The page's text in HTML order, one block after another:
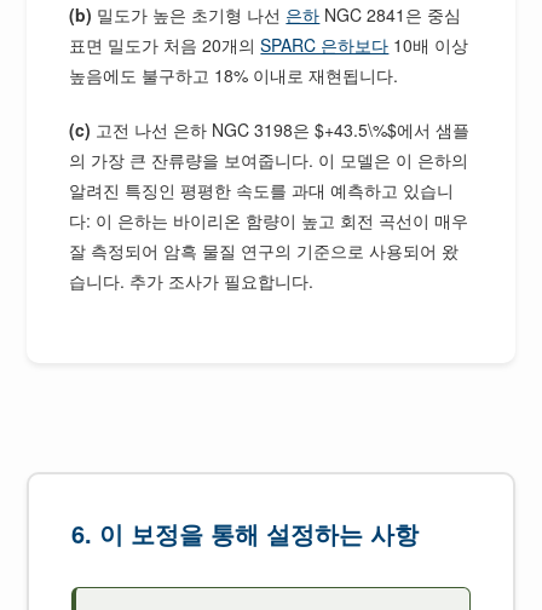
(b) 밀도가 높은 초기형 나선 은하 NGC 2841은 중심
표면 밀도가 처음 20개의SPARC 은하보다 10배 이상
높음에도 불구하고 18% 이내로 재현됩니다.
(c) 고전 나선 은하 NGC 3198은 $+43.5\%$에서 샘플
의 가장 큰 잔류량을 보여줍니다. 이 모델은 이 은하의
알려진 특징인 평평한 속도를 과대 예측하고 있습니
다: 이 은하는 바이리온 함량이 높고 회전 곡선이 매우
잘 측정되어 암흑 물질 연구의 기준으로 사용되어 왔
습니다. 추가 조사가 필요합니다.
6. 이 보정을 통해 설정하는 사항